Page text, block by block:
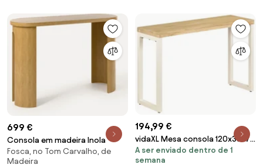
699 €
Consola em madeira Inola
Fosca, no Tom Carvalho, de
Madeira
194,99 €
vidaXL Mesa consola 120x35x76
cm madeira de mangueira
maciça e aço
A ser enviado dentro de 1
semana